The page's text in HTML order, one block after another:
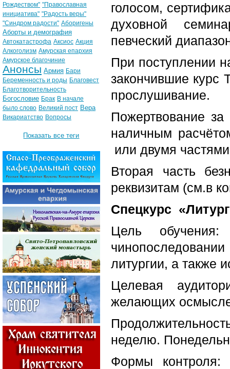
голосом,
духовной
певческий
При поступлении
закончившие курс
прослушивание.
Пожертвование
наличным
или двумя
Вторая часть
реквизитам (см.в
Спецкурс
Цель
литургии, а также
Целевая
желающих
неделю.
Формы контроля:
Рождеством" "Православная
инициатива" "Радость веры"
"Синдром радости" Аборигены
Аборты и демография
Автокатастрофа Аксиос Акция
Алкоголизм Амурская епархия
Амурское благочиние
Анонсы Армия Бари
Беременность и роды Благовест
Благотворительность
Богословие Брак В начале
было слово Великий пост Вера
Викариатство Вопросы
Показать все теги